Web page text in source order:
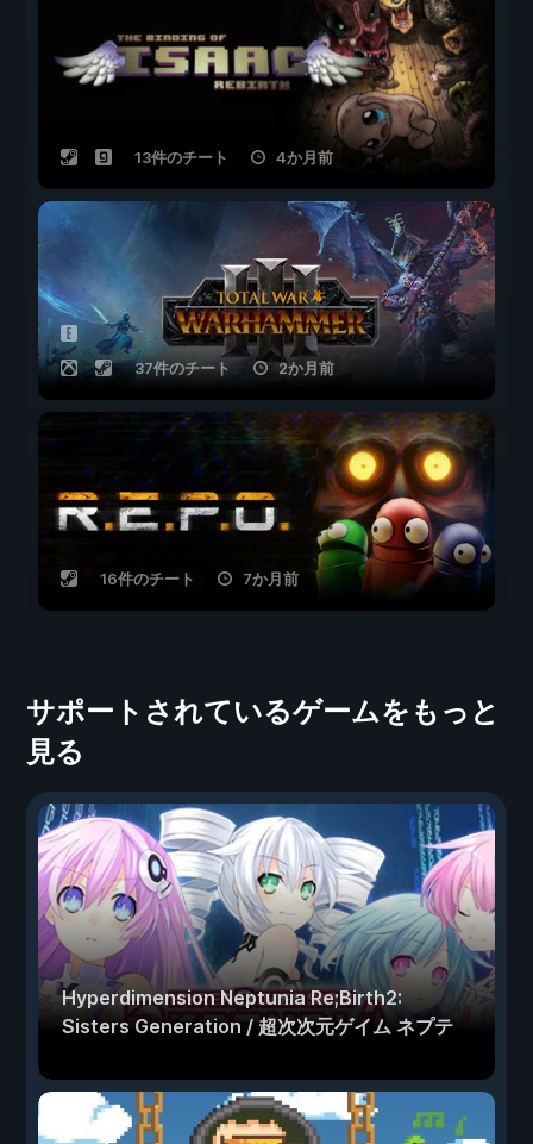
13件のチート 4か月前
37件のチート 2か月前
16件のチート 7か月前
サポートされているゲームをもっと
見る
Hyperdimension Neptunia Re;Birth2:
Sisters Generation / 超次次元ゲイム ネプテ